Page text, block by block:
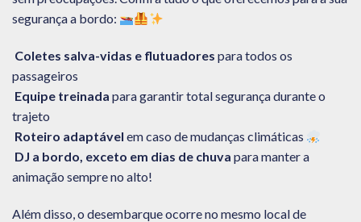
segurança a bordo:
Coletes salva-vidas e flutuadores para todos os
passageiros
Equipe treinada para garantir total segurança durante o
trajeto
Roteiro adaptável em caso de mudanças climáticas
DJ a bordo, exceto em dias de chuva para manter a
animação sempre no alto!
Além disso, o desembarque ocorre no mesmo local de